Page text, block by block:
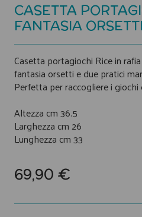
CASETTA
FANTASIA ORSETTI
Casetta portagiochi Rice in
fantasia orsetti e due pratici
Perfetta per raccogliere i giochi
Altezza cm 36.5
Larghezza cm 26
Lunghezza cm 33
69,90 €